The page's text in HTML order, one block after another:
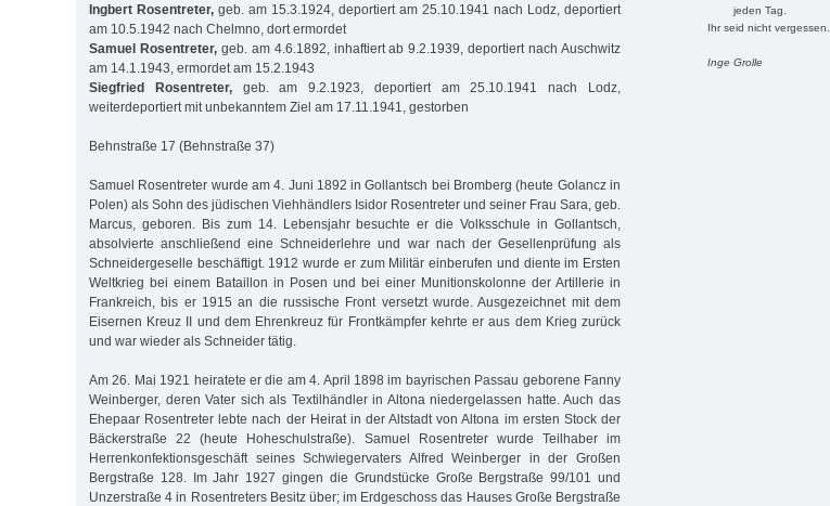
jeden Tag.
Ihr seid nicht vergessen.
Inge Grolle
Ingbert Rosentreter, geb. am 15.3.1924, deportiert am 25.10.1941 nach Lodz, deportiert
am 10.5.1942 nach Chelmno, dort ermordet
Samuel Rosentreter,geb. am 4.6.1892, inhaftiert ab 9.2.1939, deportiert nach Auschwitz
am 14.1.1943, ermordet am 15.2.1943
Siegfried Rosentreter,geb. am 9.2.1923, deportiert am 25.10.1941 nach Lodz,
weiterdeportiert mit unbekanntem Ziel am 17.11.1941, gestorben
Behnstraße 17 (Behnstraße 37)
Samuel Rosentreter wurde am 4. Juni 1892 in Gollantsch bei Bromberg (heute Golancz in
Polen) als Sohn des jüdischen Viehhändlers Isidor Rosentreter und seiner Frau Sara, geb.
Marcus, geboren. Bis zum 14. Lebensjahr besuchte er die Volksschule in Gollantsch,
absolvierte anschließend eine Schneiderlehre und war nach der Gesellenprüfung als
Schneidergeselle beschäftigt. 1912 wurde er zum Militär einberufen und diente im Ersten
Weltkrieg bei einem Bataillon in Posen und bei einer Munitionskolonne der Artillerie in
Frankreich, bis er 1915 an die russische Front versetzt wurde. Ausgezeichnet mit dem
Eisernen Kreuz II und dem Ehrenkreuz für Frontkämpfer kehrte er aus dem Krieg zurück
und war wieder als Schneider tätig.
Am 26. Mai 1921 heiratete er die am 4. April 1898 im bayrischen Passau geborene Fanny
Weinberger, deren Vater sich als Textilhändler in Altona niedergelassen hatte. Auch das
Ehepaar Rosentreter lebte nach der Heirat in der Altstadt von Altona im ersten Stock der
Bäckerstraße 22 (heute Hoheschulstraße). Samuel Rosentreter wurde Teilhaber im
Herrenkonfektionsgeschäft seines Schwiegervaters Alfred Weinberger in der Großen
Bergstraße 128. Im Jahr 1927 gingen die Grundstücke Große Bergstraße 99/101 und
Unzerstraße 4 in Rosentreters Besitz über; im Erdgeschoss das Hauses Große Bergstraße